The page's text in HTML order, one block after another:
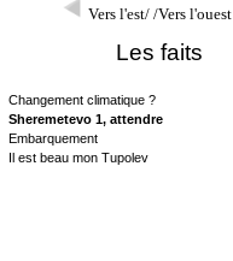
Vers l'est/ /Vers l'ouest
Les faits
Changement climatique ?
Sheremetevo 1, attendre
Embarquement
Il est beau mon Tupolev